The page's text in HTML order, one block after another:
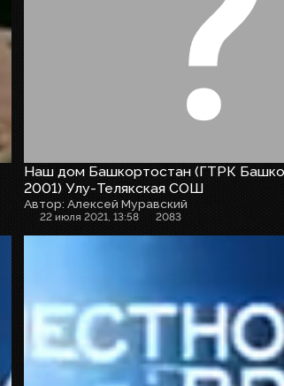
Наш дом Башкортостан (ГТРК
2001) Улу-Телякская СОШ
Автор: Алексей Муравский
22 июля 2021, 13:58 2083